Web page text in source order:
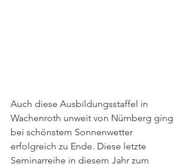
Auch diese Ausbildungsstaffel in
Wachenroth unweit von Nürnberg ging
bei schönstem Sonnenwetter
erfolgreich zu Ende. Diese letzte
Seminarreihe in diesem Jahr zum